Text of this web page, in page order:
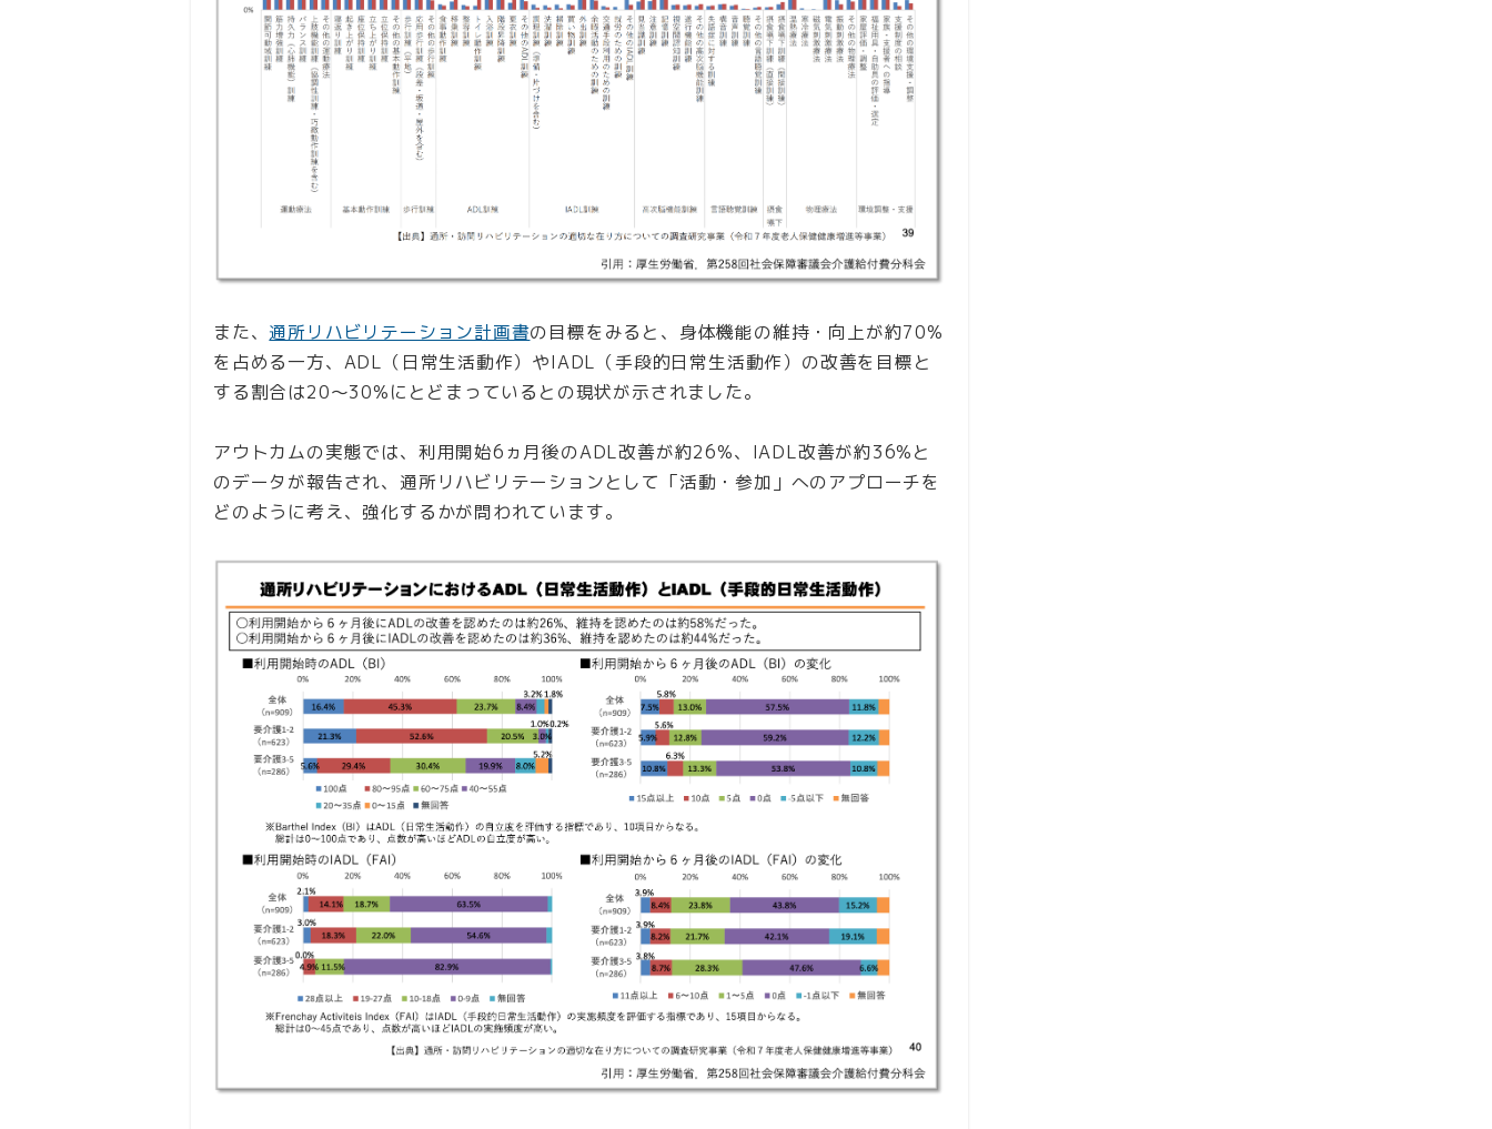
また、 通所リハビリテーション計画書の目標をみると、身体機能の維持・向上が約70%
を占める一方、ADL（日常生活動作）やIADL（手段的日常生活動作）の改善を目標と
する割合は20〜30%にとどまっているとの現状が示されました。
アウトカムの実態では、利用開始6ヵ月後のADL改善が約26%、IADL改善が約36%と
のデータが報告され、通所リハビリテーションとして「活動・参加」へのアプローチを
どのように考え、強化するかが問われています。